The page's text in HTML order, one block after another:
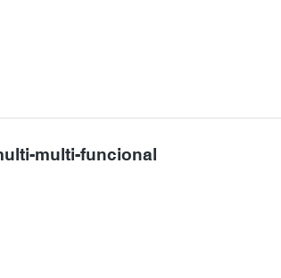
multi-funcional